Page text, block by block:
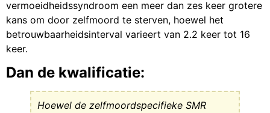
vermoeidheidssyndroom een meer dan zes keer grotere
kans om door zelfmoord te sterven, hoewel het
betrouwbaarheidsinterval varieert van 2.2 keer tot 16
keer.
Dan de kwalificatie:
Hoewel de zelfmoordspecifieke SMR